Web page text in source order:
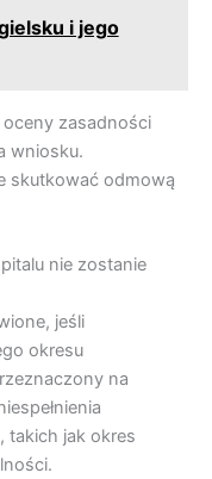
i jego
zasadności
wniosku.
skutkować odmową
nie zostanie
jeśli
okresu
na
takich jak okres